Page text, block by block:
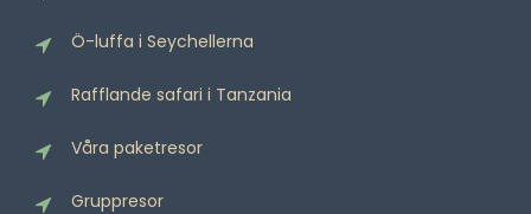
Ö-luffa i Seychellerna
Rafflande safari i Tanzania
Våra paketresor
Gruppresor